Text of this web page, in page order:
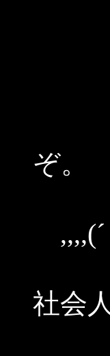
)
/
（,,
ぞ。
／
社会